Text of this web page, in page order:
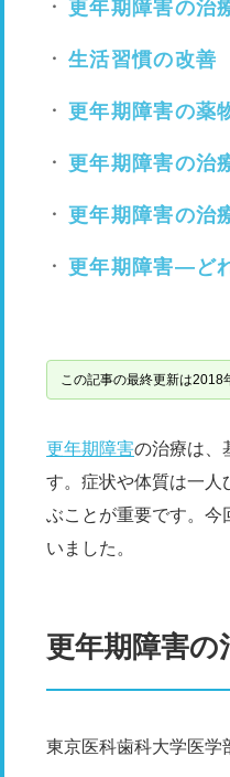
更年期障害の治
生活習慣の改善
更年期障害の薬
更年期障害の治
更年期障害の治
更年期障害―ど
この記事の最終更新は2018
更年期障害の治療は、
す。症状や体質は一人
ぶことが重要です。今
いました。
更年期障害の
東京医科歯科大学医学